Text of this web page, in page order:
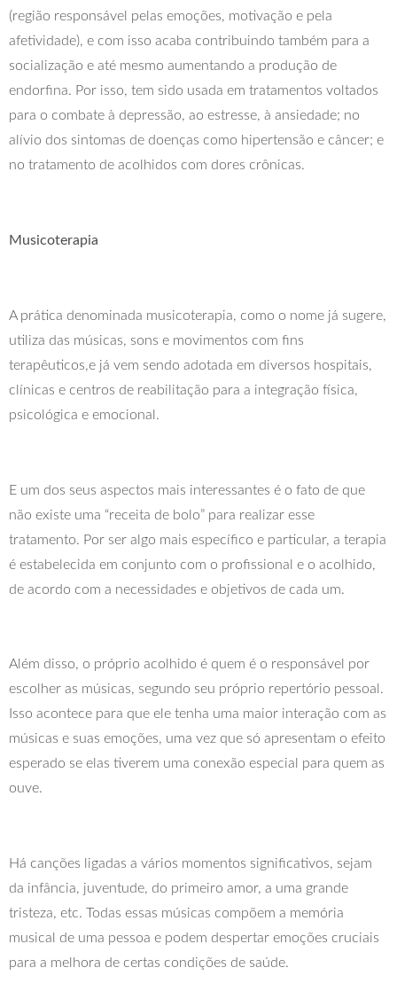
(região responsável pelas emoções, motivação e pela
afetividade), e com isso acaba contribuindo também para a
socialização e até mesmo aumentando a produção de
endorfina. Por isso, tem sido usada em tratamentos voltados
para o combate à depressão, ao estresse, à ansiedade; no
alívio dos sintomas de doenças como hipertensão e câncer; e
no tratamento de acolhidos com dores crônicas.
Musicoterapia
A prática denominada musicoterapia, como o nome já sugere,
utiliza das músicas, sons e movimentos com fins
terapêuticos,e já vem sendo adotada em diversos hospitais,
clínicas e centros de reabilitação para a integração física,
psicológica e emocional.
E um dos seus aspectos mais interessantes é o fato de que
não existe uma “receita de bolo” para realizar esse
tratamento. Por ser algo mais específico e particular, a terapia
é estabelecida em conjunto com o profissional e o acolhido,
de acordo com a necessidades e objetivos de cada um.
Além disso, o próprio acolhido é quem é o responsável por
escolher as músicas, segundo seu próprio repertório pessoal.
Isso acontece para que ele tenha uma maior interação com as
músicas e suas emoções, uma vez que só apresentam o efeito
esperado se elas tiverem uma conexão especial para quem as
ouve.
Há canções ligadas a vários momentos significativos, sejam
da infância, juventude, do primeiro amor, a uma grande
tristeza, etc. Todas essas músicas compõem a memória
musical de uma pessoa e podem despertar emoções cruciais
para a melhora de certas condições de saúde.